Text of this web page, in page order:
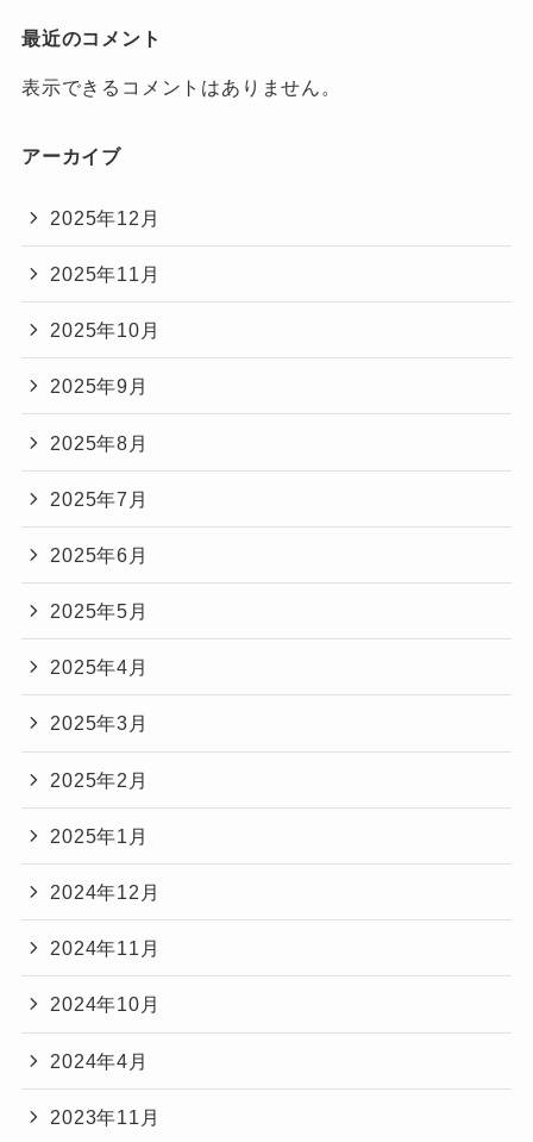
最近のコメント
表示できるコメントはありません。
アーカイブ
2025年12月
2025年11月
2025年10月
2025年9月
2025年8月
2025年7月
2025年6月
2025年5月
2025年4月
2025年3月
2025年2月
2025年1月
2024年12月
2024年11月
2024年10月
2024年4月
2023年11月